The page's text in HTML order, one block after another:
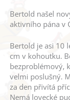
Bertold našel
aktivního pána v
Bertold je asi 10
cm v kohoutku.
bezproblémový,
velmi poslušný.
za den přivítá
Nemá lovecké